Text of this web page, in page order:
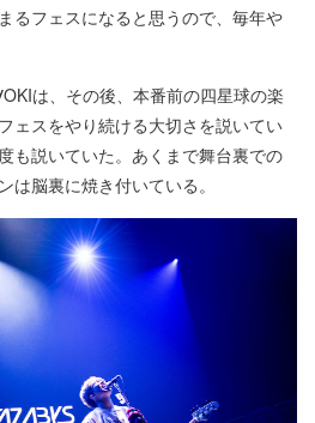
るフェスになると思うので、毎年や
は、その後、本番前の四星球の楽
ェスをやり続ける大切さを説いてい
も説いていた。あくまで舞台裏での
は脳裏に焼き付いている。